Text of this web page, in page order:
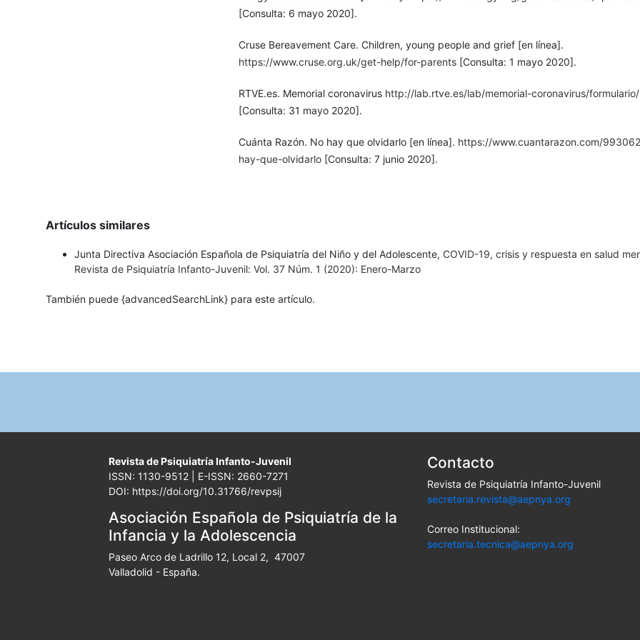
[Consulta: 6 mayo 2020].
Cruse Bereavement Care. Children, young people and grief [en línea].
https://www.cruse.org.uk/get-help/for-parents[Consulta: 1 mayo 2020].
RTVE.es. Memorial coronavirus http://lab.rtve.es/lab/memorial-coronavirus/formulario/
[Consulta: 31 mayo 2020].
Cuánta Razón. No hay que olvidarlo [en línea]. https://www.cuantarazon.com/
hay-que-olvidarlo[Consulta: 7 junio 2020].
Artículos similares
Junta Directiva Asociación Española de Psiquiatría del Niño y del Adolescente, COVID-19, crisis y respuesta en salud
Revista de Psiquiatría Infanto-Juvenil: Vol. 37 Núm. 1 (2020): Enero-Marzo
También puede {advancedSearchLink} para este artículo.
Revista de Psiquiatría Infanto-Juvenil
ISSN: 1130-9512 | E-ISSN: 2660-7271
DOI: https://doi.org/10.31766/revpsij
Asociación Española de Psiquiatría de la
Infancia y la Adolescencia
Paseo Arco de Ladrillo 12, Local 2, 47007
Valladolid - España.
Contacto
Revista de Psiquiatría Infanto-Juvenil
secretaria.revista@aepnya.org
Correo Institucional:
secretaria.tecnica@aepnya.org